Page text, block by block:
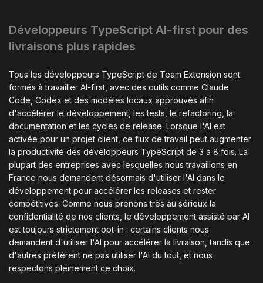
Développeurs TypeScript AI-first pour des
livraisons plus rapides
Tous les développeurs TypeScript de Team Extension sont
formés à travailler AI-first, avec des outils comme Claude
Code, Codex et des modèles locaux approuvés afin
d'accélérer le développement, les tests, le refactoring, la
documentation et les cycles de release. Lorsque l'AI est
activée pour un projet client, ce flux de travail peut augmenter
la productivité des développeurs TypeScript de 3 à 8 fois. La
plupart des entreprises avec lesquelles nous travaillons en
France nous demandent désormais d'utiliser l'AI dans le
développement pour accélérer les releases et rester
compétitives. Comme nous prenons très au sérieux la
confidentialité de nos clients, le développement assisté par AI
est toujours strictement opt-in : certains clients nous
demandent d'utiliser l'AI pour accélérer la livraison, tandis que
d'autres préfèrent ne pas utiliser l'AI du tout, et nous
respectons pleinement ce choix.